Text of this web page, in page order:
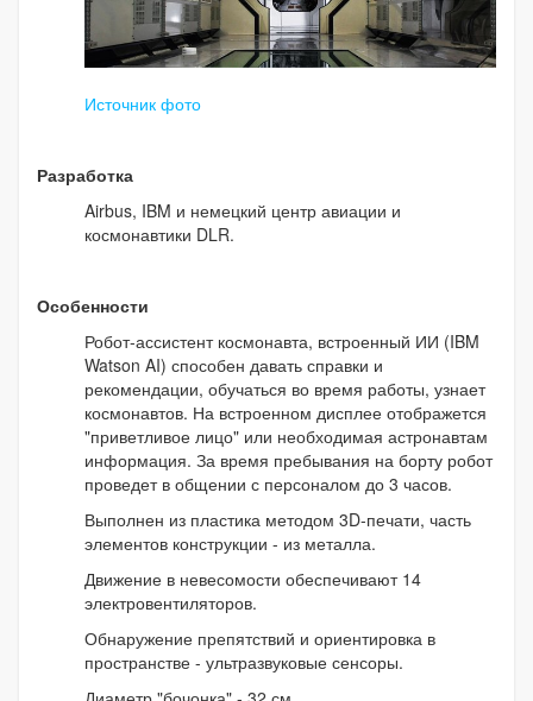
Источник фото
Разработка
Airbus, IBM и немецкий центр авиации и
космонавтики DLR.
Особенности
Робот-ассистент космонавта, встроенный ИИ (IBM
Watson AI) способен давать справки и
рекомендации, обучаться во время работы, узнает
космонавтов. На встроенном дисплее отображется
"приветливое лицо" или необходимая астронавтам
информация. За время пребывания на борту робот
проведет в общении с персоналом до 3 часов.
Выполнен из пластика методом 3D-печати, часть
элементов конструкции - из металла.
Движение в невесомости обеспечивают 14
электровентиляторов.
Обнаружение препятствий и ориентировка в
пространстве - ультразвуковые сенсоры.